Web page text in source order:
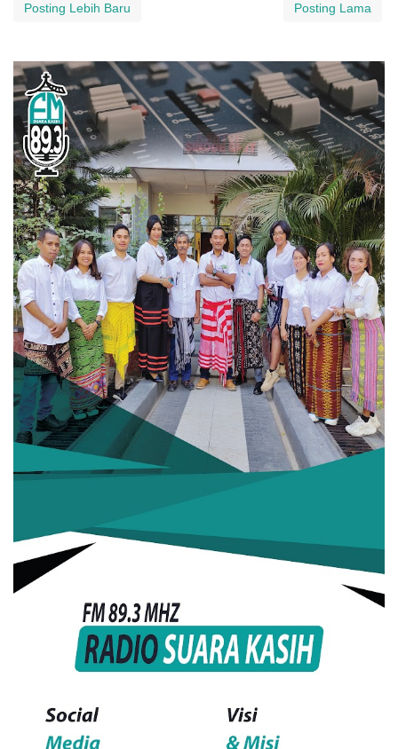
Posting Lebih Baru Posting Lama